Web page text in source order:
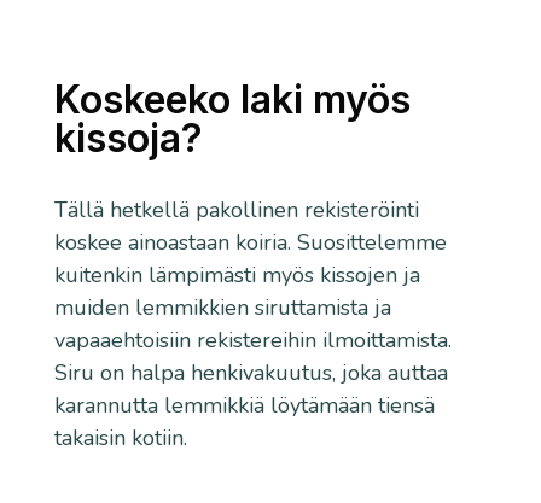
Koskeeko laki myös
kissoja?
Tällä hetkellä pakollinen rekisteröinti
koskee ainoastaan koiria. Suosittelemme
kuitenkin lämpimästi myös kissojen ja
muiden lemmikkien siruttamista ja
vapaaehtoisiin rekistereihin ilmoittamista.
Siru on halpa henkivakuutus, joka auttaa
karannutta lemmikkiä löytämään tiensä
takaisin kotiin.